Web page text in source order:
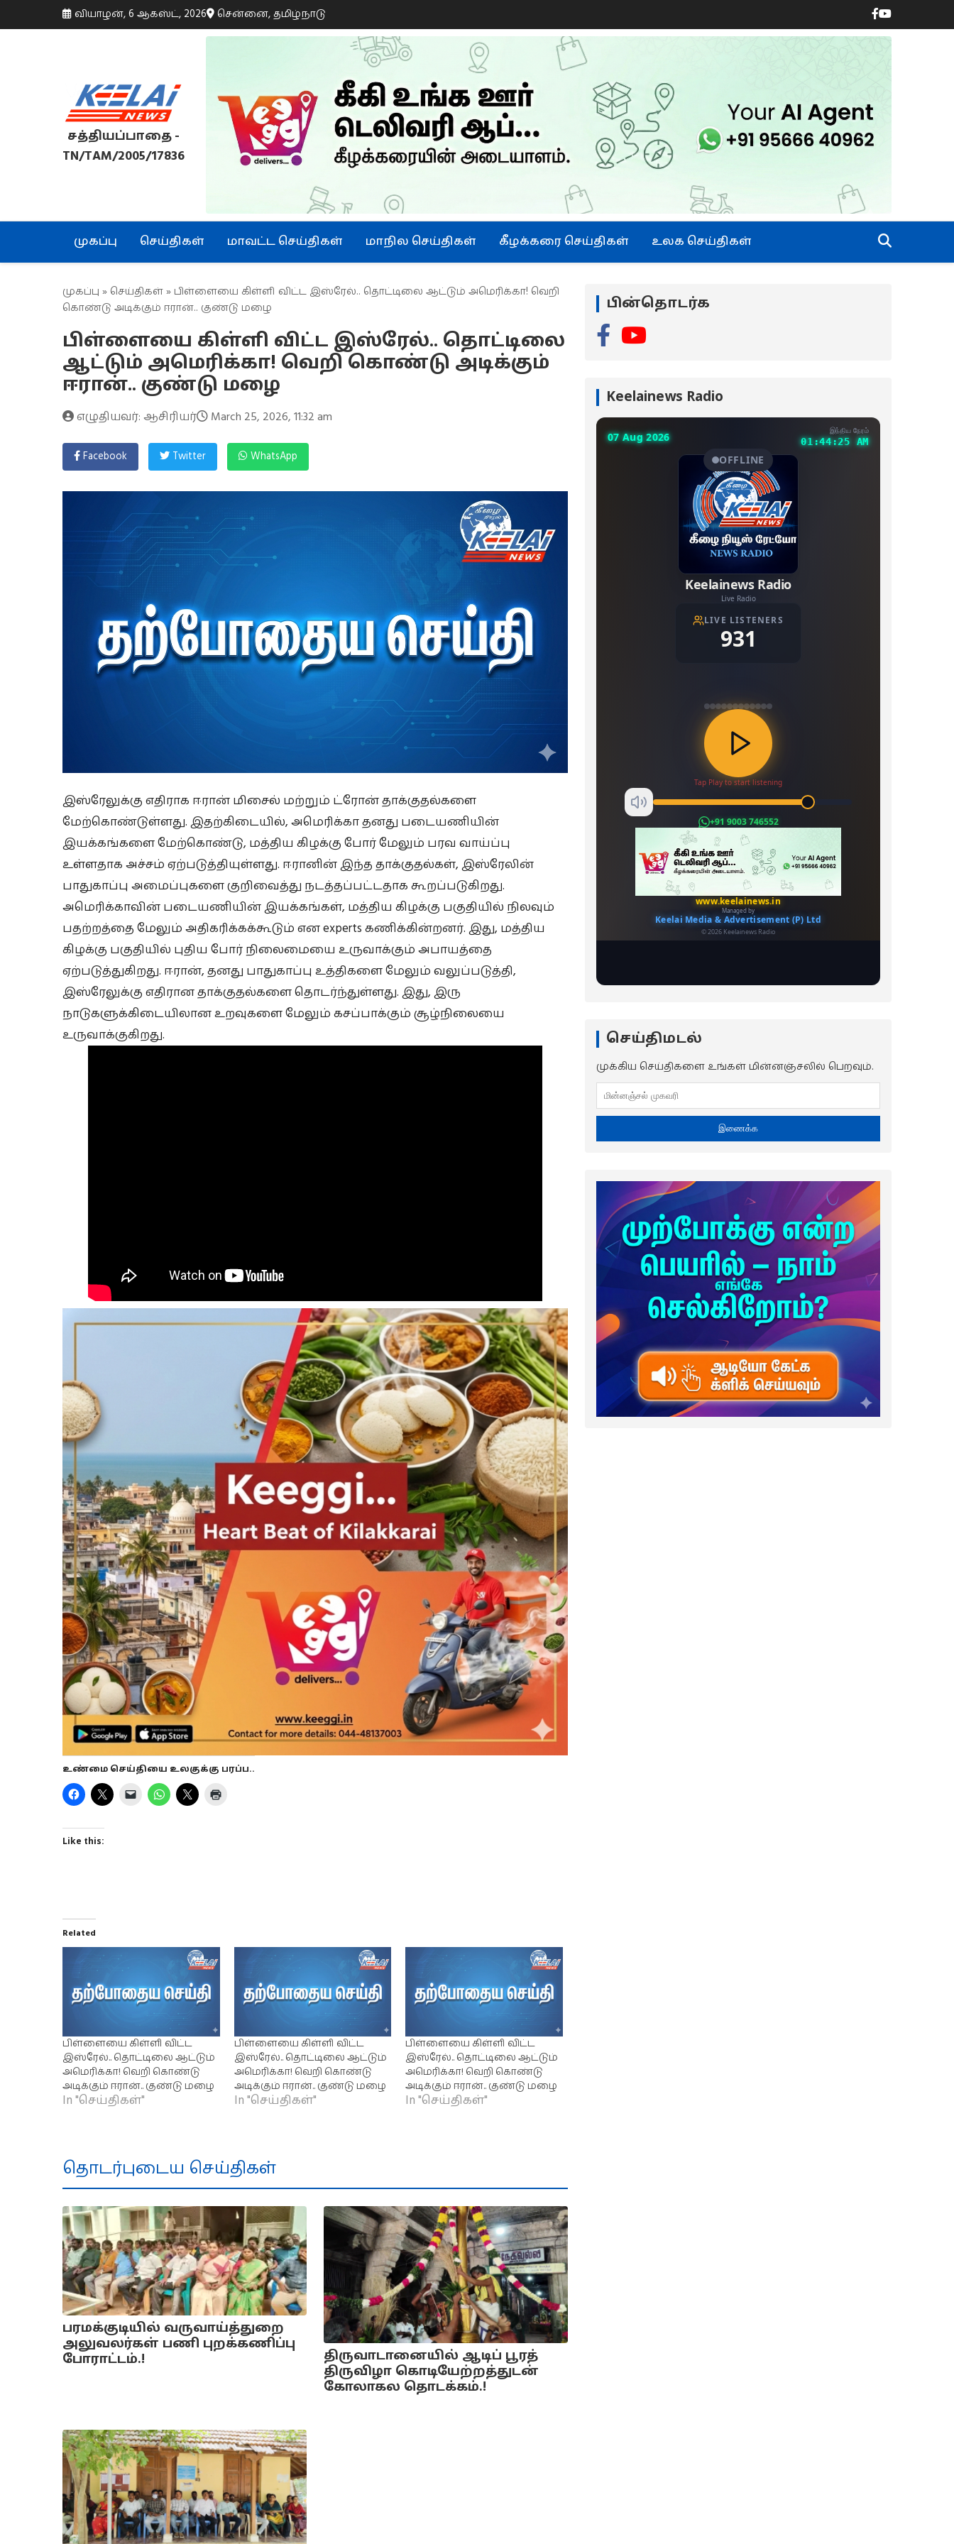
வியாழன், 6 ஆகஸ்ட், 2026 சென்னை, தமிழ்நாடு
சத்தியப்பாதை -
TN/TAM/2005/17836
முகப்பு செய்திகள் மாவட்ட செய்திகள் மாநில செய்திகள் கீழக்கரை செய்திகள் உலக செய்திகள்
முகப்பு » செய்திகள் » பிள்ளையை கிள்ளி விட்ட இஸ்ரேல்.. தொட்டிலை ஆட்டும் அமெரிக்கா! வெறி
கொண்டு அடிக்கும் ஈரான்.. குண்டு மழை
பிள்ளையை கிள்ளி விட்ட இஸ்ரேல்.. தொட்டிலை
ஆட்டும் அமெரிக்கா! வெறி கொண்டு அடிக்கும்
ஈரான்.. குண்டு மழை
எழுதியவர்: ஆசிரியர் March 25, 2026, 11:32 am
Facebook Twitter WhatsApp
இஸ்ரேலுக்கு எதிராக ஈரான் மிசைல் மற்றும் ட்ரோன் தாக்குதல்களை
மேற்கொண்டுள்ளது. இதற்கிடையில், அமெரிக்கா தனது படையணியின்
இயக்கங்களை மேற்கொண்டு, மத்திய கிழக்கு போர் மேலும் பரவ வாய்ப்பு
உள்ளதாக அச்சம் ஏற்படுத்தியுள்ளது. ஈரானின் இந்த தாக்குதல்கள், இஸ்ரேலின்
பாதுகாப்பு அமைப்புகளை குறிவைத்து நடத்தப்பட்டதாக கூறப்படுகிறது.
அமெரிக்காவின் படையணியின் இயக்கங்கள், மத்திய கிழக்கு பகுதியில் நிலவும்
பதற்றத்தை மேலும் அதிகரிக்கக்கூடும் என experts கணிக்கின்றனர். இது, மத்திய
கிழக்கு பகுதியில் புதிய போர் நிலைமையை உருவாக்கும் அபாயத்தை
ஏற்படுத்துகிறது. ஈரான், தனது பாதுகாப்பு உத்திகளை மேலும் வலுப்படுத்தி,
இஸ்ரேலுக்கு எதிரான தாக்குதல்களை தொடர்ந்துள்ளது. இது, இரு
நாடுகளுக்கிடையிலான உறவுகளை மேலும் கசப்பாக்கும் சூழ்நிலையை
உருவாக்குகிறது.
உண்மை செய்தியை உலகுக்கு பரப்ப..
Like this:
Related
பிள்ளையை கிள்ளி விட்ட
இஸ்ரேல்.. தொட்டிலை ஆட்டும்
அமெரிக்கா! வெறி கொண்டு
அடிக்கும் ஈரான்.. குண்டு மழை
In "செய்திகள்"
பிள்ளையை கிள்ளி விட்ட
இஸ்ரேல்.. தொட்டிலை ஆட்டும்
அமெரிக்கா! வெறி கொண்டு
அடிக்கும் ஈரான்.. குண்டு மழை
In "செய்திகள்"
பிள்ளையை கிள்ளி விட்ட
இஸ்ரேல்.. தொட்டிலை ஆட்டும்
அமெரிக்கா! வெறி கொண்டு
அடிக்கும் ஈரான்.. குண்டு மழை
In "செய்திகள்"
தொடர்புடைய செய்திகள்
பரமக்குடியில் வருவாய்த்துறை
அலுவலர்கள் பணி புறக்கணிப்பு
போராட்டம்.!
திருவாடானையில் ஆடிப் பூரத்
திருவிழா கொடியேற்றத்துடன்
கோலாகல தொடக்கம்.!
பின்தொடர்க
Keelainews Radio
செய்திமடல்
முக்கிய செய்திகளை உங்கள் மின்னஞ்சலில் பெறவும்.
இணைக்க